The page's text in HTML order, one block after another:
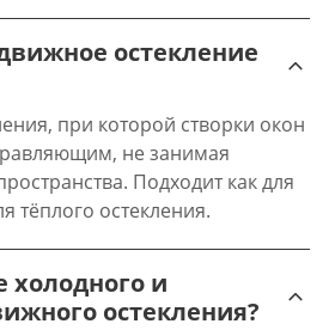
остекление
при которой створки окон
не занимая
Подходит как для
тёплого остекления.
холодного и
остекления?